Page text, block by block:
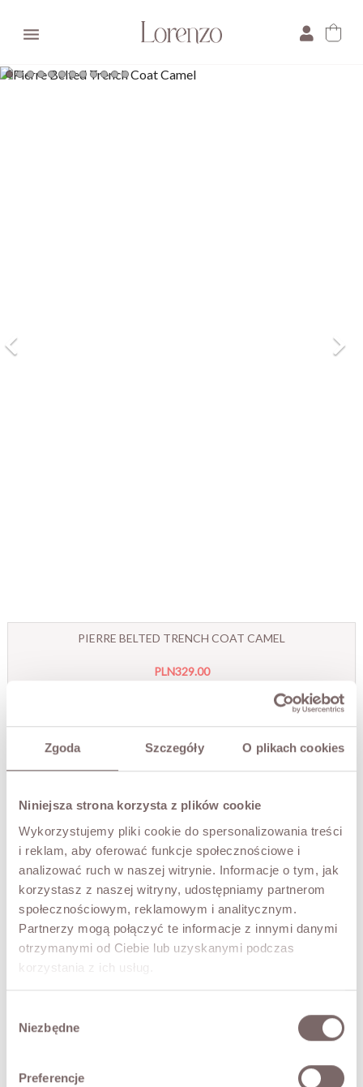
Zgoda Szczegóły O plikach cookies
Niniejsza strona korzysta z plików cookie
Wykorzystujemy pliki cookie do spersonalizowania treści
i reklam, aby oferować funkcje społecznościowe i
analizować ruch w naszej witrynie. Informacje o tym, jak
korzystasz z naszej witryny, udostępniamy partnerom
społecznościowym, reklamowym i analitycznym.
Partnerzy mogą połączyć te informacje z innymi danymi
otrzymanymi od Ciebie lub uzyskanymi podczas
korzystania z ich usług.
zgody
Niezbędne
Preferencje

PIERRE BELTED TRENCH COAT CAMEL
PLN329.00
SIZE
S M L
COLOR
Pierre
Płaszcz
Wiązany
Camel
THIS SIZE IS CURRENTLY UNAVAILABLE
Enter your email to be notified when it is available